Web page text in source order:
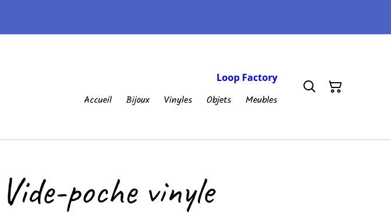
Loop Factory
Accueil Bijoux Vinyles Objets Meubles
Vide-poche vinyle